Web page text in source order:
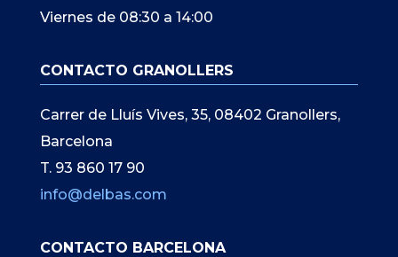
Viernes de 08:30 a 14:00
CONTACTO GRANOLLERS
Carrer de Lluís Vives, 35, 08402 Granollers,
Barcelona
T. 93 860 17 90
info@delbas.com
CONTACTO BARCELONA